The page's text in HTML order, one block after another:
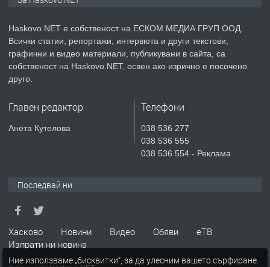
преди 2 дни
ПРЕДЛАГА
№4119 Едностаен обзаведен
Къртене на бетон! Събаряне на
ПРЕДЛАГА Апартамент за продажба
Haskovo.NET е собственост на ЕСКОМ МЕДИА ГРУП ООД.
Всички статии, репортажи, интервюта и други текстови,
графични и видео материали, публикувани в сайта, са
собственост на Haskovo.NET, освен ако изрично е посочено
друго.
Главен редактор
Анета Кутелова
Телефони
038 536 277
038 536 555
038 536 554 - Реклама
Последвай ни
Хасково Новини Видео Обяви
еТВ
Изпрати ни новина
Ние използваме „бисквитки“, за да улесним вашето сърфиране.